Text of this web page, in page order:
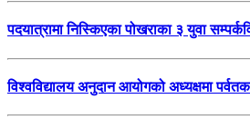
पदयात्रामा निस्किएका पोखराका ३ युवा
विश्वविद्यालय अनुदान आयोगको अध्यक्षमा